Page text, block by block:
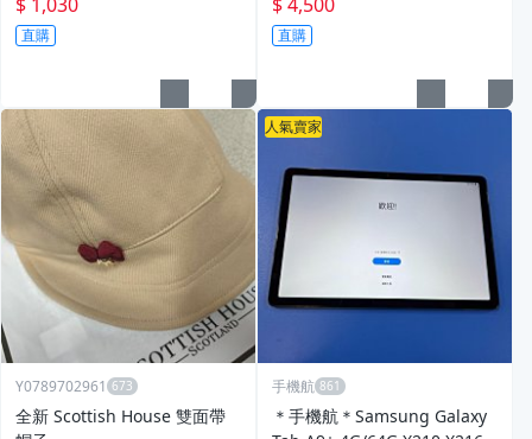
精準開孔 適用iPhone 17 Air P
ro Max 裸機
直購 直購
Y0789702961
全新 Scottish House 雙面帶
人氣賣家
手機航
＊手機航＊Samsung Galaxy